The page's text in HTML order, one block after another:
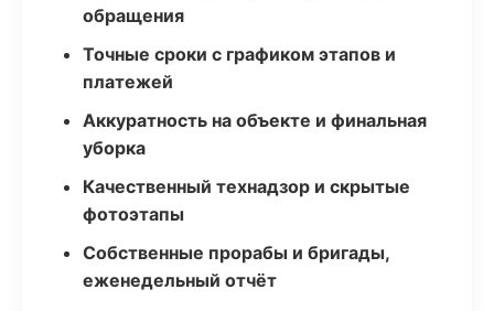
обращения
Точные сроки с графиком этапов и
платежей
Аккуратность на объекте и финальная
уборка
Качественный технадзор и скрытые
фотоэтапы
Собственные прорабы и бригады,
еженедельный отчёт